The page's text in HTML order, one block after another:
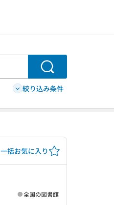
検索
絞り込み条件
一括お気に入り
全国の図書館